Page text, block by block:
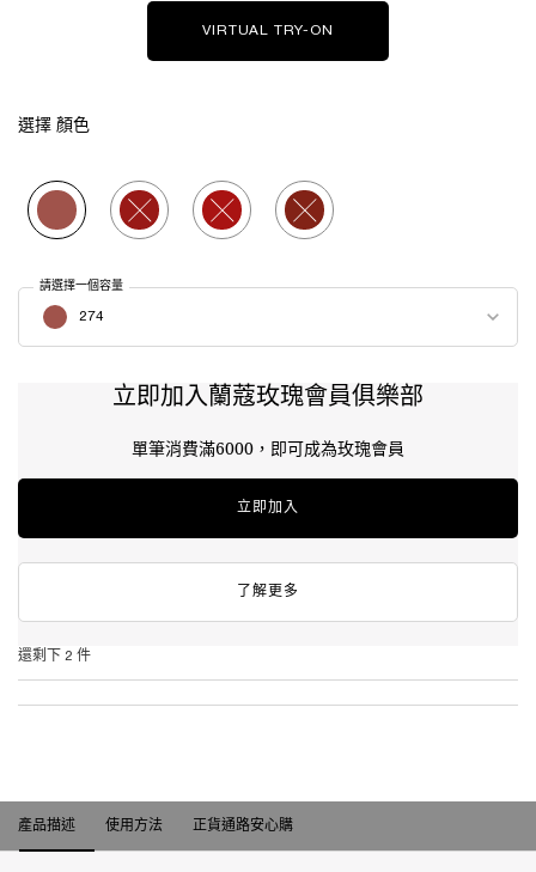
VIRTUAL TRY-ON
選擇 顏色
Selected
274, 1 of 4Selected
The product variation is out of stock, 138, 2 of 4
Selected
The product variation is out of stock,
Selected
The product variation is out
Select a 顏色 for 絕對完美柔霧唇露
274
請選擇一個容量
立即加入蘭蔻玫瑰會員俱樂部
單筆消費滿6000，即可成為玫瑰會員
立即加入
了解更多
還剩下 2 件
產品描述
產品描述 使用方法 正貨通路安心購